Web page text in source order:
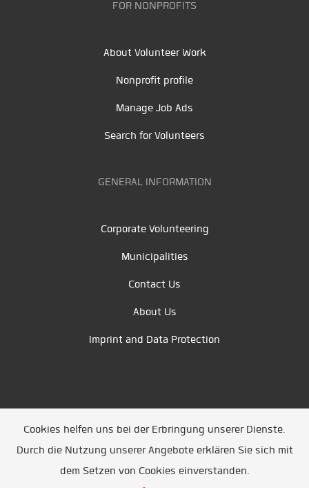
FOR NONPROFITS
About Volunteer Work
Nonprofit profile
Manage Job Ads
Search for Volunteers
GENERAL INFORMATION
Corporate Volunteering
Municipalities
Contact Us
About Us
Imprint and Data Protection
Unsere Partner/Referenzen/News/ Entwickelt
Cookies helfen uns bei der Erbringung unserer Dienste.
Durch die Nutzung unserer Angebote erklären Sie sich mit
dem Setzen von Cookies einverstanden.